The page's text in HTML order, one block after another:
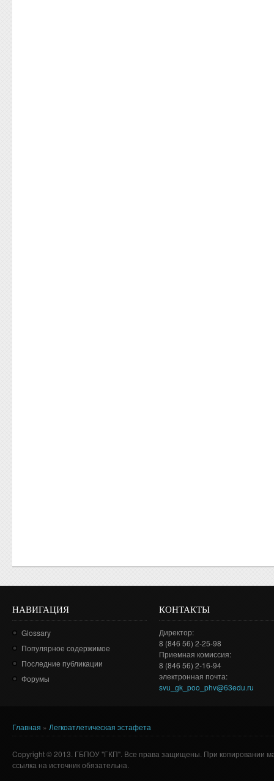
НАВИГАЦИЯ
Glossary
Популярное содержимое
Последние публикации
Форумы
КОНТАКТЫ
Директор:
8 (846 56) 2-25-98
Приемная комиссия:
8 (846 56) 2-16-94
электронная почта:
svu_gk_poo_phv@63edu.ru
Вы здесь
Главная » Легкоатлетическая эстафета
Copyright © 2013. ГБПОУ "ГКП". Все права защищены. При копировании
ссылка на источник обязательна.